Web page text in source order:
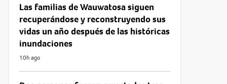
Las familias de Wauwatosa siguen
recuperándose y reconstruyendo sus
vidas un año después de las históricas
inundaciones
10h ago